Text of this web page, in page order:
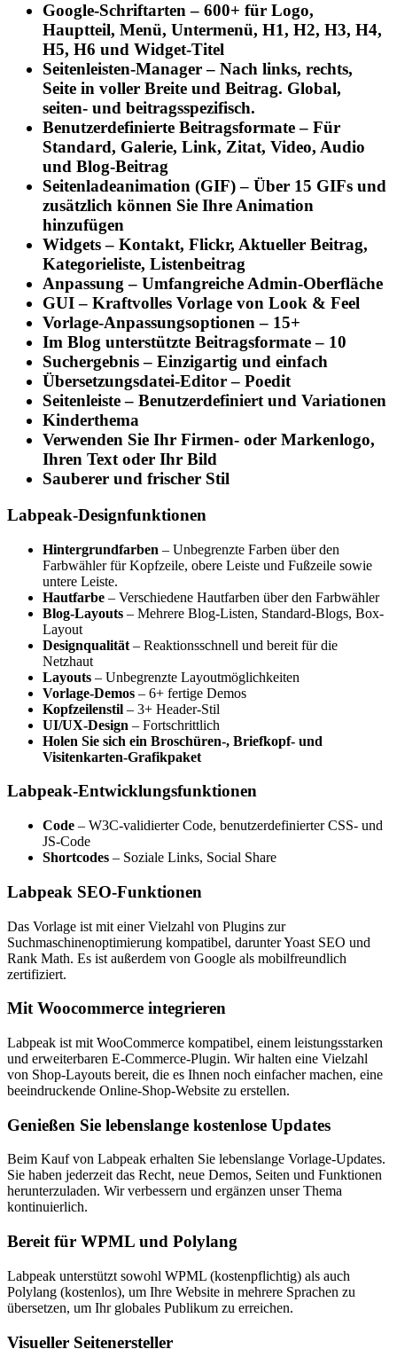
Google-Schriftarten– 600+ für Logo,
Hauptteil, Menü, Untermenü, H1, H2, H3, H4,
H5, H6 und Widget-Titel
Seitenleisten-Manager– Nach links, rechts,
Seite in voller Breite und Beitrag. Global,
seiten- und beitragsspezifisch.
Benutzerdefinierte Beitragsformate– Für
Standard, Galerie, Link, Zitat, Video, Audio
und Blog-Beitrag
Seitenladeanimation (GIF)– Über 15 GIFs und
zusätzlich können Sie Ihre Animation
hinzufügen
Widgets– Kontakt, Flickr, Aktueller Beitrag,
Kategorieliste, Listenbeitrag
Anpassung– Umfangreiche Admin-Oberfläche
GUI– Kraftvolles Vorlage von Look & Feel
Vorlage-Anpassungsoptionen– 15+
Im Blog unterstützte Beitragsformate– 10
Suchergebnis– Einzigartig und einfach
Übersetzungsdatei-Editor– Poedit
Seitenleiste– Benutzerdefiniert und Variationen
Kinderthema
Verwenden Sie Ihr Firmen- oder Markenlogo,
Ihren Text oder Ihr Bild
Sauberer und frischer Stil
Labpeak-Designfunktionen
Hintergrundfarben – Unbegrenzte Farben über den
Farbwähler für Kopfzeile, obere Leiste und Fußzeile sowie
untere Leiste.
Hautfarbe – Verschiedene Hautfarben über den Farbwähler
Blog-Layouts – Mehrere Blog-Listen, Standard-Blogs, Box-
Layout
Designqualität – Reaktionsschnell und bereit für die
Netzhaut
Layouts – Unbegrenzte Layoutmöglichkeiten
Vorlage-Demos – 6+ fertige Demos
Kopfzeilenstil – 3+ Header-Stil
UI/UX-Design – Fortschrittlich
Holen Sie sich ein Broschüren-, Briefkopf- und
Visitenkarten-Grafikpaket
Labpeak-Entwicklungsfunktionen
Code – W3C-validierter Code, benutzerdefinierter CSS- und
JS-Code
Shortcodes – Soziale Links, Social Share
Labpeak SEO-Funktionen
Das Vorlage ist mit einer Vielzahl von Plugins zur
Suchmaschinenoptimierung kompatibel, darunter Yoast SEO und
Rank Math. Es ist außerdem von Google als mobilfreundlich
zertifiziert.
Mit Woocommerce integrieren
Labpeak ist mit WooCommerce kompatibel, einem leistungsstarken
und erweiterbaren E-Commerce-Plugin. Wir halten eine Vielzahl
von Shop-Layouts bereit, die es Ihnen noch einfacher machen, eine
beeindruckende Online-Shop-Website zu erstellen.
Genießen Sie lebenslange kostenlose Updates
Beim Kauf von Labpeak erhalten Sie lebenslange Vorlage-Updates.
Sie haben jederzeit das Recht, neue Demos, Seiten und Funktionen
herunterzuladen. Wir verbessern und ergänzen unser Thema
kontinuierlich.
Bereit für WPML und Polylang
Labpeak unterstützt sowohl WPML (kostenpflichtig) als auch
Polylang (kostenlos), um Ihre Website in mehrere Sprachen zu
übersetzen, um Ihr globales Publikum zu erreichen.
Visueller Seitenersteller